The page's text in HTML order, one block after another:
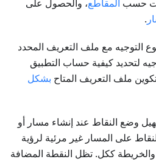
حسب المقاطع، والحصول على
.
التوجيه مع ملف التعريف المحدد
لتحديد كيفية حساب التطبيق
ملف التعريف المتاح بشكل
وضع النقاط عند إنشاء مسار أو
على المسار غير مرئية لرؤية
ككل. تظل النقطة المضافة